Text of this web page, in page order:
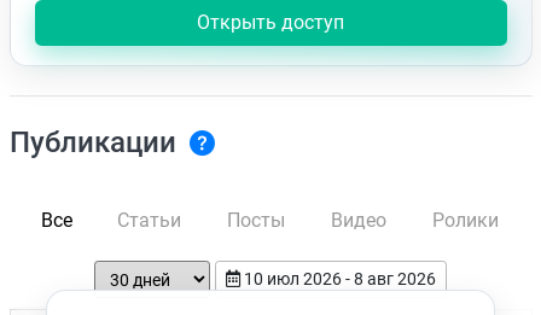
Открыть доступ
Публикации
Все Статьи Посты Видео Ролики
10 июл 2026 - 8 авг 2026